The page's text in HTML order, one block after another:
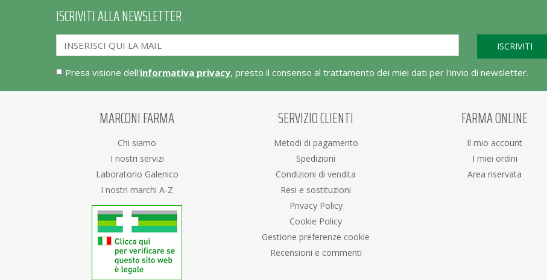
ISCRIVITI ALLA NEWSLETTER
Presa visione dell'informativa privacy, presto il consenso al trattamento dei miei dati per l'invio di newsletter.
MARCONI FARMA
Chi siamo
I nostri servizi
Laboratorio Galenico
I nostri marchi A-Z
SERVIZIO CLIENTI
Metodi di pagamento
Spedizioni
Condizioni di vendita
Resi e sostituzioni
Privacy Policy
Cookie Policy
Gestione preferenze cookie
Recensioni e commenti
FARMA ONLINE
Il mio account
I miei ordini
Area riservata